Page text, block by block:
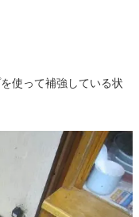
使って補強している状